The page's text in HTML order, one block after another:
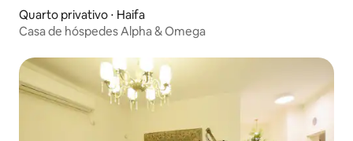
Quarto privativo ⋅ Haifa
Casa de hóspedes Alpha & Omega